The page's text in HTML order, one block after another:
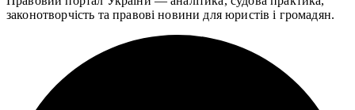
законотворчість та правові новини для юристів і громадян.